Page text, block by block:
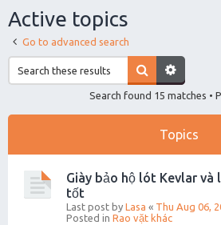
Active topics
Go to advanced search
Search found 15 matches •
Topics
Giày bảo hộ lót Kevlar
tốt
Last post by Lasa « Thu Aug 06,
Posted in Rao vặt khác